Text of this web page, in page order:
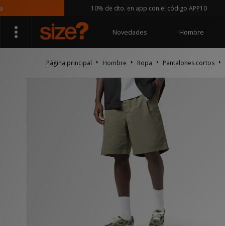
10% de dto. en app con el código APP10
Novedades Hombre
Página principal Hombre Ropa Pantalones cortos